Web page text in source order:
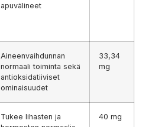
apuvälineet
Aineenvaihdunnan
normaali toiminta sekä
antioksidatiiviset
ominaisuudet
33,34
mg
Tukee lihasten ja
40 mg